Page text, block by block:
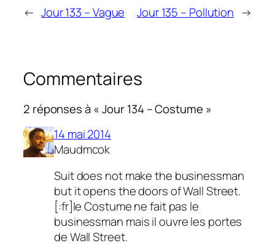
← Jour 133 – Vague Jour 135 – Pollution →
Commentaires
2 réponses à « Jour 134 – Costume »
14 mai 2014
Maudmcok
Suit does not make the businessman
but it opens the doors of Wall Street.
[:fr]le Costume ne fait pas le
businessman mais il ouvre les portes
de Wall Street.